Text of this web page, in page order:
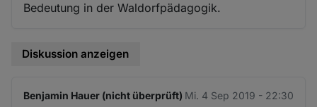
Bedeutung in der Waldorfpädagogik.
Diskussion anzeigen
Benjamin Hauer (nicht überprüft) Mi. 4 Sep 2019 - 22:30